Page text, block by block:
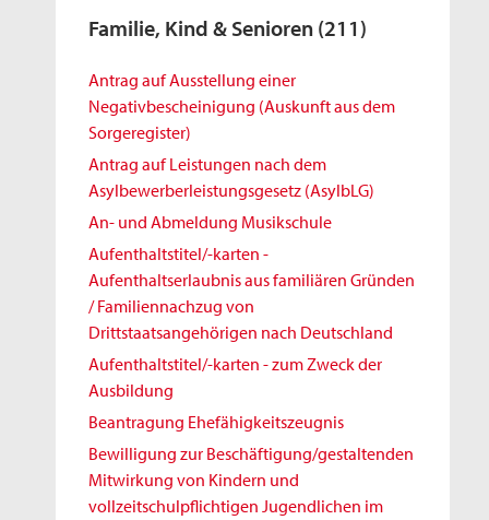
Familie, Kind & Senioren (211)
Antrag auf Ausstellung einer
Negativbescheinigung (Auskunft aus dem
Sorgeregister)
Antrag auf Leistungen nach dem
Asylbewerberleistungsgesetz (AsylbLG)
An- und Abmeldung Musikschule
Aufenthaltstitel/-karten -
Aufenthaltserlaubnis aus familiären Gründen
/ Familiennachzug von
Drittstaatsangehörigen nach Deutschland
Aufenthaltstitel/-karten - zum Zweck der
Ausbildung
Beantragung Ehefähigkeitszeugnis
Bewilligung zur Beschäftigung/gestaltenden
Mitwirkung von Kindern und
vollzeitschulpflichtigen Jugendlichen im